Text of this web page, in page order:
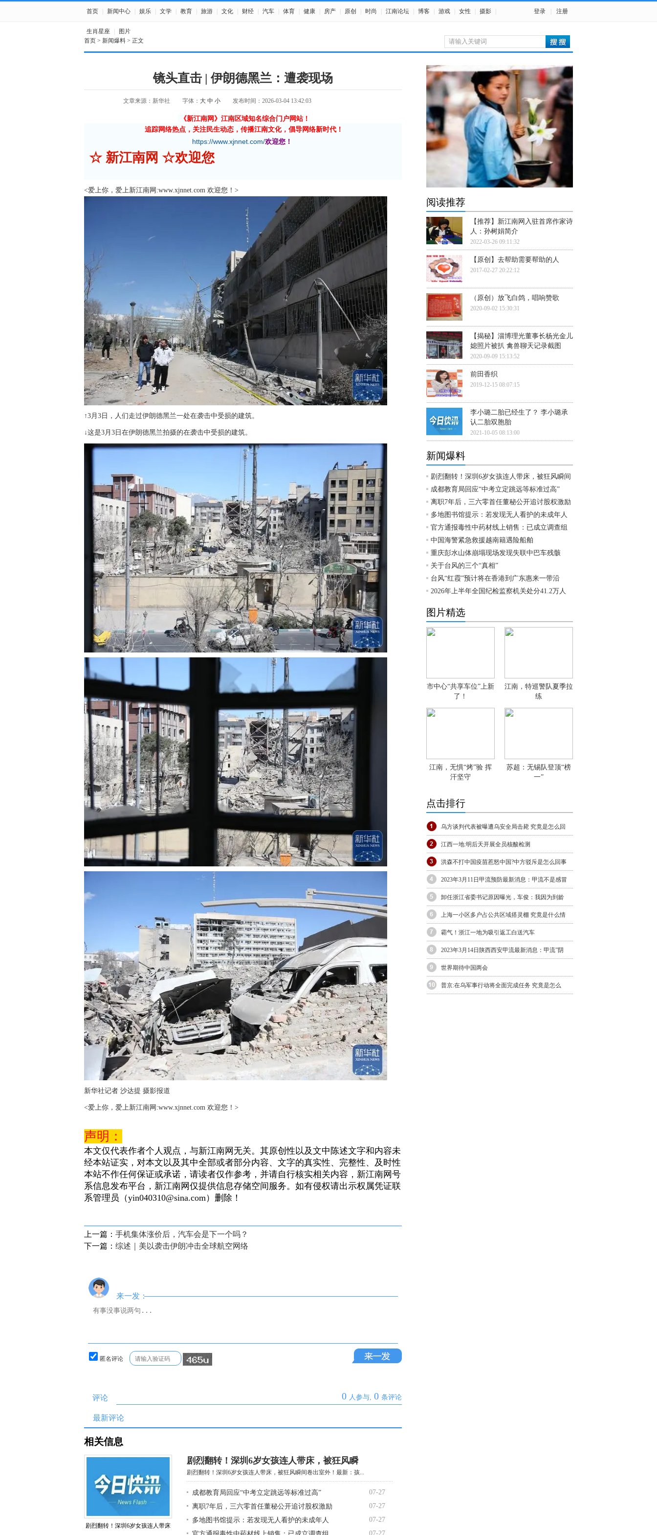
首页 新闻中心 娱乐 文学 教育 旅游 文化 财经 汽车 体育 健康 房产 原创 时尚 江南论坛 博客 游戏 女性 摄影
生肖星座 图片
登录 注册
首页 > 新闻爆料 > 正文
镜头直击 | 伊朗德黑兰：遭袭现场
文章来源：新华社 字体： 大 中 小 发布时间：2026-03-04 13:42:03
《新江南网》江南区域知名综合门户网站！
追踪网络热点，关注民生动态，传播江南文化，倡导网络新时代！
https://www.xjnnet.com/欢迎您！
☆ 新江南网 ☆欢迎您
<爱上你，爱上新江南网:www.xjnnet.com 欢迎您！>
↑3月3日，人们走过伊朗德黑兰一处在袭击中受损的建筑。
↓这是3月3日在伊朗德黑兰拍摄的在袭击中受损的建筑。
新华社记者 沙达提 摄影报道
<爱上你，爱上新江南网:www.xjnnet.com 欢迎您！>
声明：
本文仅代表作者个人观点，与新江南网无关。其原创性以及文中陈述文字和内容未
经本站证实，对本文以及其中全部或者部分内容、文字的真实性、完整性、及时性
本站不作任何保证或承诺，请读者仅作参考，并请自行核实相关内容，新江南网号
系信息发布平台，新江南网仅提供信息存储空间服务。如有侵权请出示权属凭证联
系管理员（yin040310@sina.com）删除！
上一篇： 手机集体涨价后，汽车会是下一个吗？
下一篇： 综述｜美以袭击伊朗冲击全球航空网络
来一发：
匿名评论
评论 0 人参与, 0 条评论
最新评论
相关信息
剧烈翻转！深圳6岁女孩连人带床
剧烈翻转！深圳6岁女孩连人带床，被狂风瞬
剧烈翻转！深圳6岁女孩连人带床，被狂风瞬间卷出室外！最新：孩...
成都教育局回应“中考立定跳远等标准过高”
07-27
离职7年后，三六零首任董秘公开追讨股权激励
07-27
多地图书馆提示：若发现无人看护的未成年人
07-27
07-27
阅读推荐
【推荐】新江南网入驻首席作家诗
人：孙树娟简介
2022-03-26 09:11:32
【原创】去帮助需要帮助的人
2017-02-27 20:22:12
（原创）放飞白鸽，唱响赞歌
2020-09-02 15:30:31
【揭秘】淄博理光董事长杨光金儿
媳照片被扒 禽兽聊天记录截图
2020-09-09 15:13:52
前田香织
2019-12-15 08:07:15
李小璐二胎已经生了？ 李小璐承
认二胎双胞胎
2021-10-05 08:13:00
新闻爆料
剧烈翻转！深圳6岁女孩连人带床，被狂风瞬间
成都教育局回应“中考立定跳远等标准过高”
离职7年后，三六零首任董秘公开追讨股权激励
多地图书馆提示：若发现无人看护的未成年人
官方通报毒性中药材线上销售：已成立调查组
中国海警紧急救援越南籍遇险船舶
重庆彭水山体崩塌现场发现失联中巴车残骸
关于台风的三个“真相”
台风“红霞”预计将在香港到广东惠来一带沿
2026年上半年全国纪检监察机关处分41.2万人
图片精选
市中心“共享车位”上新
了！
江南，特巡警队夏季拉
练
江南，无惧“烤”验 挥
汗坚守
苏超：无锡队登顶“榜
一”
点击排行
乌方谈判代表被曝遭乌安全局击毙 究竟是怎么回
江西一地:明后天开展全员核酸检测
洪森不打中国疫苗惹怒中国?中方驳斥是怎么回事
2023年3月11日甲流预防最新消息：甲流不是感冒
卸任浙江省委书记原因曝光，车俊：我因为到龄
上海一小区多户占公共区域搭灵棚 究竟是什么情
霸气！浙江一地为吸引返工白送汽车
2023年3月14日陕西西安甲流最新消息：甲流”阴
世界期待中国两会
普京:在乌军事行动将全面完成任务 究竟是怎么